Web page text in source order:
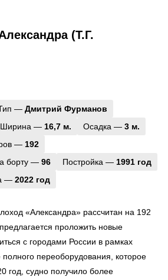
(Т.Г.
— Дмитрий Фурманов
Ширина — 16,7 м. Осадка — 3 м.
— 192
борту — 96 Постройка — 1991 год
— 2022 год
«Александра» рассчитан на 192
проложить новые
с городами России в рамках
полного переоборудования, которое
год, судно получило более